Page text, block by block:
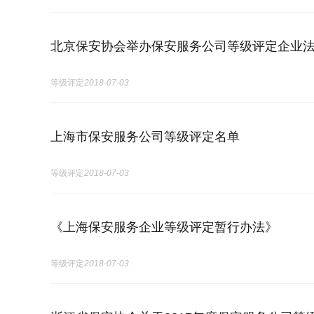
北京保安协会举办保安服务公司等级评定企业
等级评定2018-07-03
上海市保安服务公司等级评定名单
等级评定2018-07-03
《上海保安服务企业等级评定暂行办法》
等级评定2018-07-03